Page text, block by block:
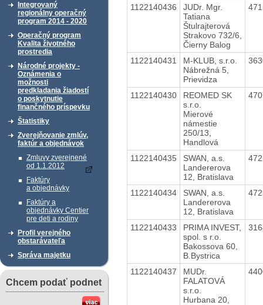
Integrovaný
regionálny operačný
program 2014 - 2020
Operačný program
Kvalita životného
prostredia
Národné projekty -
Oznámenia o
možnosti
predkladania žiadostí
o poskytnutie
finančného príspevku
Štatistiky
Zverejňovanie zmlúv,
faktúr a objednávok
Zmluvy zverejnené
od 1.1.2012
Faktúry
a objednávky
Faktúry a
objednávky Centier
pre deti a rodiny
Profil verejného
obstarávateľa
Správa majetku
Chcem podať podnet
1122140436
JUDr. Mgr.
Tatiana
Štulrajterová
Strakovo 732/6,
Čierny Balog
1122140431
M-KLUB, s.r.o.
Nábrežná 5,
Prievidza
1122140430
REOMED SK
s.r.o.
Mierové
námestie
250/13,
Handlová
1122140435
SWAN, a.s.
Landererova
12, Bratislava
1122140434
SWAN, a.s.
Landererova
12, Bratislava
1122140433
PRIMA INVEST,
spol. s r.o.
Bakossova 60,
B.Bystrica
1122140437
MUDr.
FALATOVÁ
s.r.o.
Hurbana 20,